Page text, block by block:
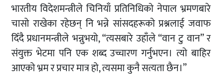
भारतीय विदेशमन्त्रीले चिनियाँ प्रतिनिधिको नेपाल भ्रमणबारे
चासो राखेका रहेछन् नि भन्ने सांसदहरूको प्रश्नलाई जवाफ
दिँदै प्रधानमन्त्रीले भन्नुभयो, “त्यसबारे उहाँले “वान टु वान” र
संयुक्त भेटमा पनि एक शब्द उच्चारण गर्नुभएन। त्यो बाहिर
आएको भ्रम र प्रचार मात्र हो, त्यसमा कुनै सत्यता छैन।”